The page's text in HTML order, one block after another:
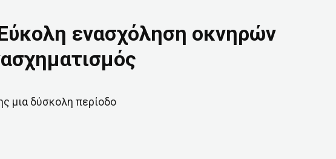
ενασχόληση οκνηρών
μια δύσκολη περίοδο